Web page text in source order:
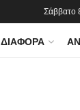
Σάββατο
ΔΙΆΦΟΡΑ